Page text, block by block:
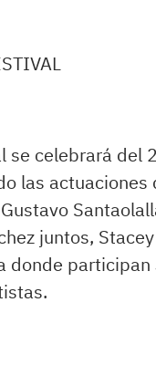
se celebrará
las
juntos,
donde